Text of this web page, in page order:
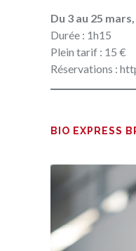
Du 3‭ ‬au 25‭
Durée : 1h15
Plein tarif : 15 €
Réservations :
BIO EXPRESS